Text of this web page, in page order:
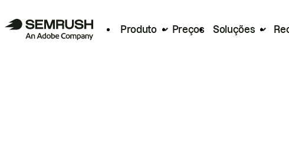
Produto Preços Soluções